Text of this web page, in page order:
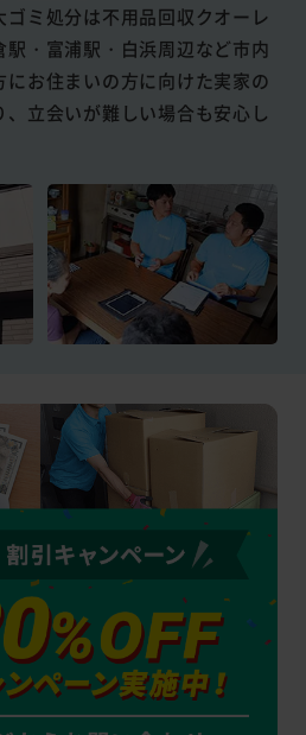
ミ処分は不用品回収クオーレ
・富浦駅・白浜周辺など市内
お住まいの方に向けた実家の
立会いが難しい場合も安心し